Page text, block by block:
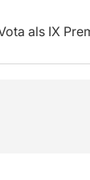
als IX